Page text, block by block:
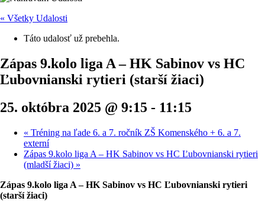
« Všetky Udalosti
Táto udalosť už prebehla.
Zápas 9.kolo liga A – HK Sabinov vs HC
Ľubovnianski rytieri (starší žiaci)
25. októbra 2025 @ 9:15 - 11:15
« Tréning na ľade 6. a 7. ročník ZŠ Komenského + 6. a 7.
externí
Zápas 9.kolo liga A – HK Sabinov vs HC Ľubovnianski rytieri
(mladší žiaci) »
Zápas 9.kolo liga A – HK Sabinov vs HC Ľubovnianski rytieri
(starší žiaci)